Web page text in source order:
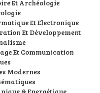
Et Archéologie
Et Electronique
Et Développement
Et Communication
Modernes
& Energétique